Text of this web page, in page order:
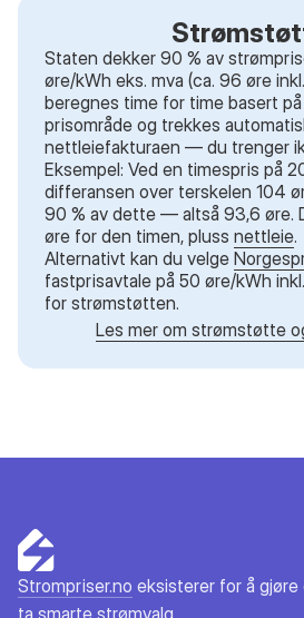
Staten dekker 90 % av
øre/kWh eks. mva (ca. 96 øre
beregnes time for time basert
prisområde og trekkes
nettleiefakturaen — du trenger
Eksempel: Ved en timespris på
differansen over terskelen 104
90 % av dette — altså 93,6 øre.
øre for den timen, pluss nettleie.
Alternativt kan du velge
fastprisavtale på 50 øre/kWh
for strømstøtten.
Les mer om strømstøtte
Strompriser.no eksisterer for å